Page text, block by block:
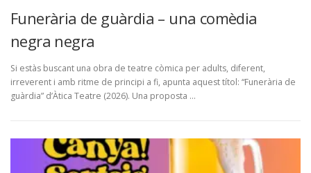
Funerària de guàrdia – una comèdia
negra negra
Si estàs buscant una obra de teatre còmica per adults, diferent,
irreverent i amb ritme de principi a fi, apunta aquest títol: “Funerària de
guàrdia” d’Àtica Teatre (2026). Una proposta …